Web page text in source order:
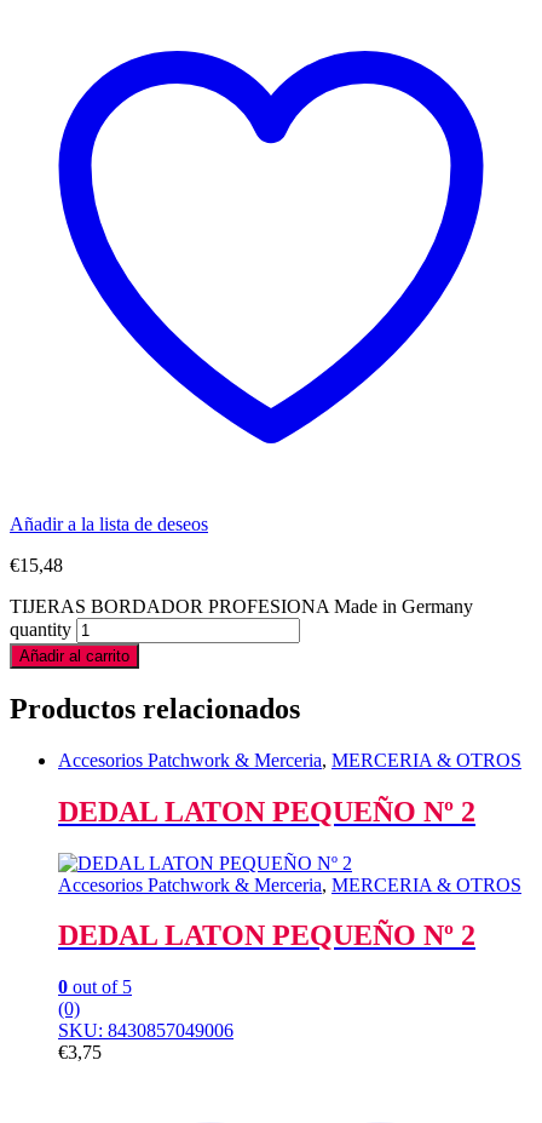
Añadir a la lista de deseos
€15,48
TIJERAS BORDADOR PROFESIONA Made in Germany
quantity
Añadir al carrito
Productos relacionados
Accesorios Patchwork & Merceria, MERCERIA & OTROS
DEDAL LATON PEQUEÑO Nº 2
Accesorios Patchwork & Merceria, MERCERIA & OTROS
DEDAL LATON PEQUEÑO Nº 2
0 out of 5
(0)
SKU: 8430857049006
€3,75